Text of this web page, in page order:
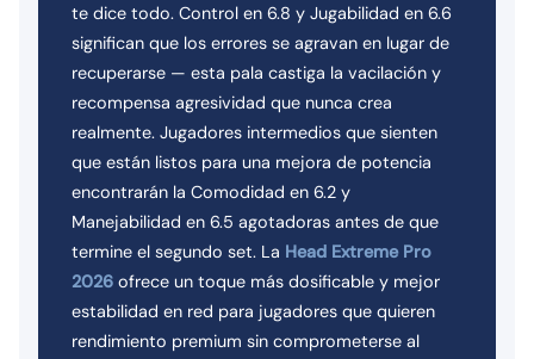
te dice todo. Control en 6.8 y Jugabilidad en 6.6
significan que los errores se agravan en lugar de
recuperarse — esta pala castiga la vacilación y
recompensa agresividad que nunca crea
realmente. Jugadores intermedios que sienten
que están listos para una mejora de potencia
encontrarán la Comodidad en 6.2 y
Manejabilidad en 6.5 agotadoras antes de que
termine el segundo set. La Head Extreme Pro
2026 ofrece un toque más dosificable y mejor
estabilidad en red para jugadores que quieren
rendimiento premium sin comprometerse al